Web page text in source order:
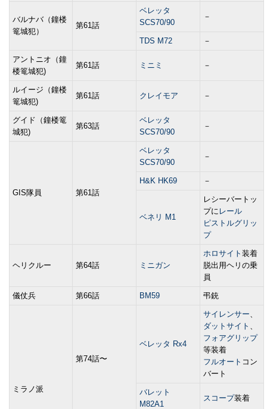
バルナバ（鐘楼
篭城犯）
第61話
ベレッタ
SCS70/90
－
TDS M72 －
アントニオ（鐘
楼篭城犯)
第61話 ミニミ －
ルイージ（鐘楼
篭城犯)
第61話 クレイモア －
グイド（鐘楼篭
城犯)
第63話
ベレッタ
SCS70/90
－
GIS隊員 第61話
ベレッタ
SCS70/90
－
H&K HK69 －
ベネリ M1
レシーバートッ
プに レール
ピストルグリッ
プ
ヘリクルー 第64話 ミニガン
ホロサイト 装着
脱出用ヘリの乗
員
儀仗兵 第66話 BM59 弔銃
ミラノ派
第74話〜
ベレッタ Rx4
サイレンサー、
ダットサイト 、
フォアグリップ
等装着
フルオート コン
バート
バレット
M82A1
スコープ装着